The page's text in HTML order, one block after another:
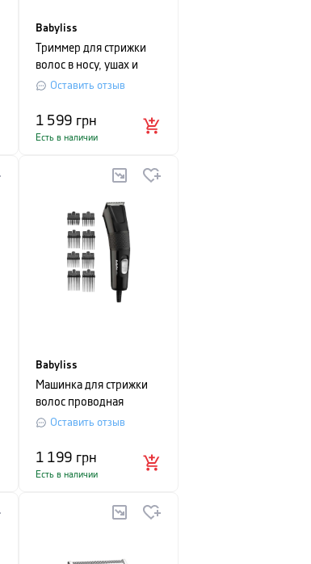
Babyliss
Триммер для стрижки
волос в носу, ушах и
бровях BaByliss, черный
Оставить отзыв
1 599 грн
Есть в наличии
Babyliss
Машинка для стрижки
волос проводная
BaByliss Corded Hair
Оставить отзыв
1 199 грн
Есть в наличии